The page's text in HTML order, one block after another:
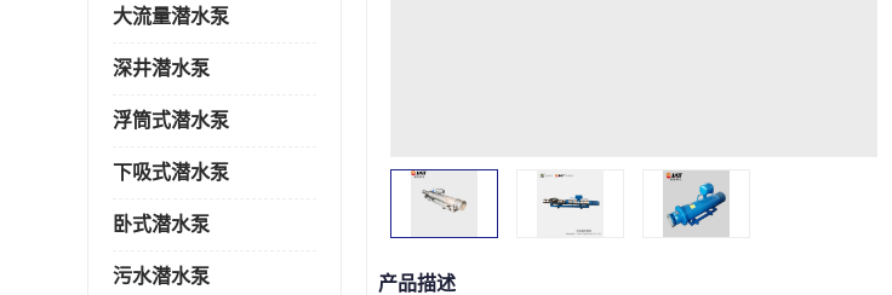
大流量潜水泵
深井潜水泵
浮筒式潜水泵
下吸式潜水泵
卧式潜水泵
污水潜水泵 产品描述